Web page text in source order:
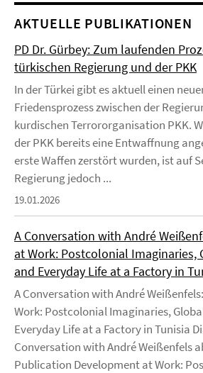
AKTUELLE PUBLIKATIONEN
PD Dr. Gürbey: Zum laufenden
türkischen Regierung und der PKK
In der Türkei gibt es aktuell einen
Friedensprozess zwischen der
kurdischen Terrororganisation PKK.
der PKK bereits eine Entwaffnung
erste Waffen zerstört wurden, ist auf
Regierung jedoch ...
19.01.2026
A Conversation with André
at Work: Postcolonial Imaginaries,
and Everyday Life at a Factory in
A Conversation with André
Work: Postcolonial Imaginaries,
Everyday Life at a Factory in Tunisia
Conversation with André Weißenfels
Publication Development at Work: